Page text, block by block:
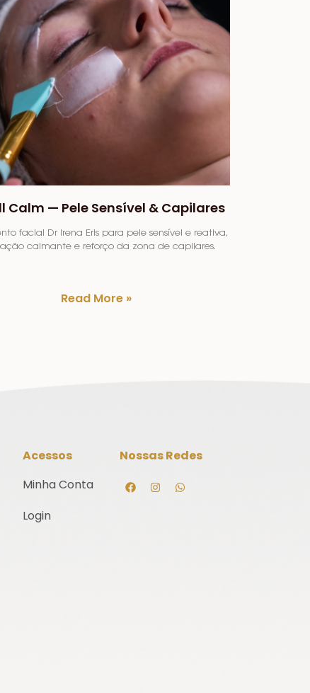
Calm — Pele Sensível & Capilares
facial Dr Irena Eris para pele sensível e reativa,
calmante e reforço da zona de capilares.
Read More »
Acessos
Minha Conta
Login
Nossas Redes